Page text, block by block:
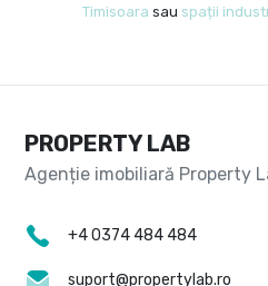
Timisoara sau spații
PROPERTY LAB
+4 0374 484 484
suport@propertylab.ro